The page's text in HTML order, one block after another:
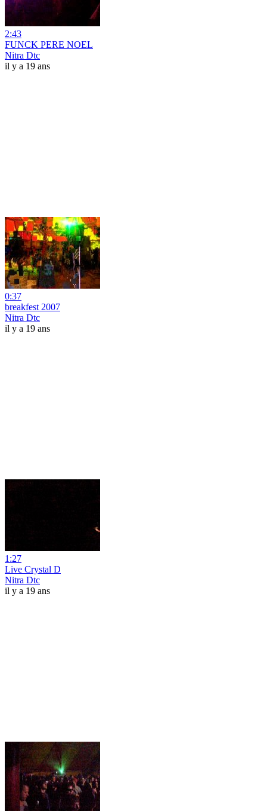
2:43
FUNCK PERE NOEL
Nitra Dtc
il y a 19 ans
0:37
breakfest 2007
Nitra Dtc
il y a 19 ans
1:27
Live Crystal D
Nitra Dtc
il y a 19 ans